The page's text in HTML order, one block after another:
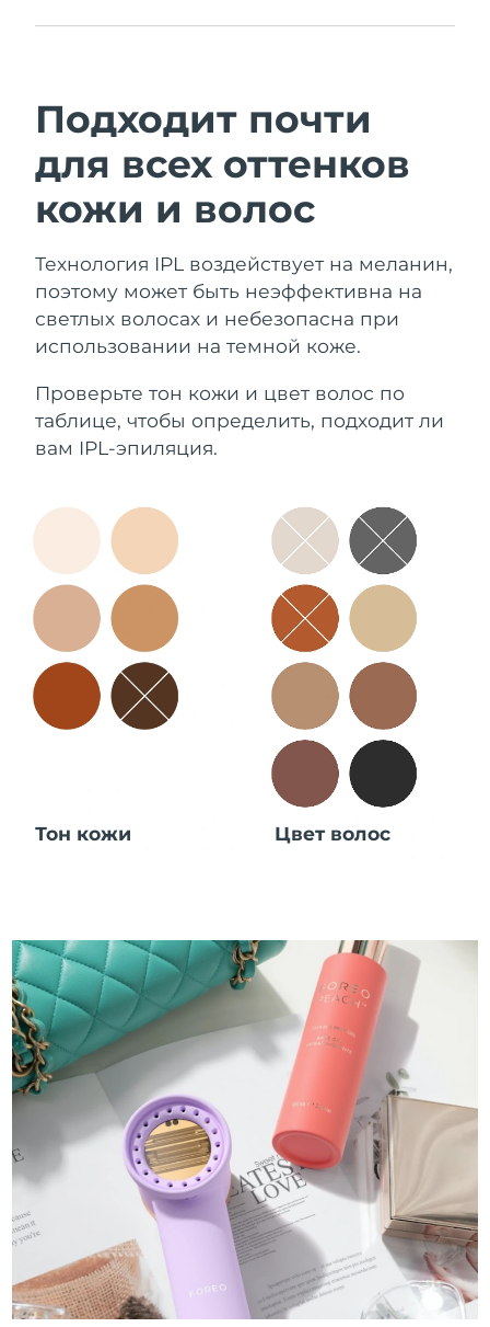
Подходит почти
для всех оттенков
кожи и волос
Технология IPL воздействует на меланин,
поэтому может быть неэффективна на
светлых волосах и небезопасна при
использовании на темной коже.
Проверьте тон кожи и цвет волос по
таблице, чтобы определить, подходит ли
вам IPL-эпиляция.
Тон кожи Цвет волос